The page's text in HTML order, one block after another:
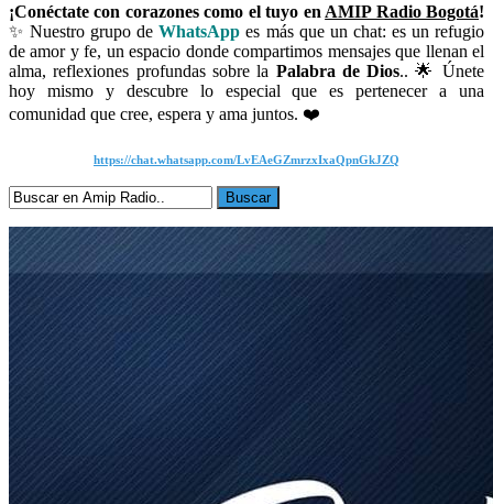
¡Conéctate con corazones como el tuyo en AMIP Radio Bogotá!
✨ Nuestro grupo deWhatsApp es más que un chat: es un refugio
de amor y fe, un espacio donde compartimos mensajes que llenan el
alma, reflexiones profundas sobre la Palabra de Dios.. 🌟 Únete
hoy mismo y descubre lo especial que es pertenecer a una
comunidad que cree, espera y ama juntos. ❤️
https://chat.whatsapp.com/LvEAeGZmrzxIxaQpnGkJZQ